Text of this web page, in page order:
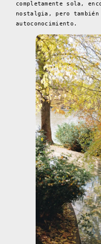
completamente sola,
nostalgia, pero también
autoconocimiento.